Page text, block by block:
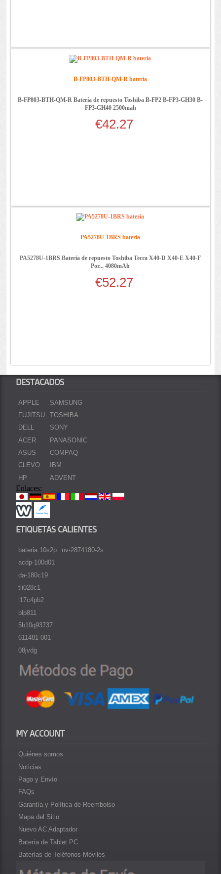
B-FP803-BTH-QM-R batería
B-FP803-BTH-QM-R Batería de repuesto Toshiba B-FP2 B-FP3-GH30 B-
FP3-GH40 2500mah
€42.27
PA5278U-1BRS batería
PA5278U-1BRS Batería de repuesto Toshiba Tecra X40-D X40-E X40-F
Por... 4080mAh
€52.27
DESTACADOS
APPLE
FUJITSU
DELL
ACER
ASUS
CLEVO
HP
SAMSUNG
TOSHIBA
SONY
PANASONIC
COMPAQ
IBM
ADVENT
Enlaces:
ETIQUETAS CALIENTES
bateria 10s2p
acdp-100d01
da-180c19
tli028c1
l17c4pb2
blp811
5b10q93737
611481-001
08jvdg
nv-2874180-2s
MY ACCOUNT
Quiénes somos
Noticias
Pago y Envío
FAQs
Garantía y Política de Reembolso
Mapa del Sitio
Nuevo AC Adaptador
Batería de Tablet PC
Baterías de Teléfonos Móviles